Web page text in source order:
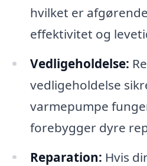
hvilket er
effektivitet og
Vedligeholdelse:
vedligeholdelse
varmepumpe
forebygger dyre
Reparation: Hvis